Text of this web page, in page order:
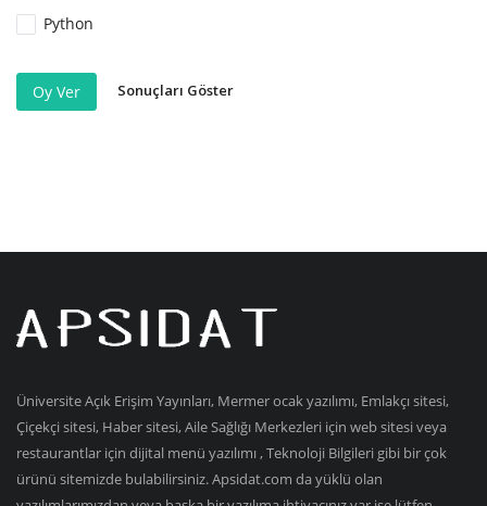
Python
Oy Ver Sonuçları Göster
Üniversite Açık Erişim Yayınları, Mermer ocak yazılımı, Emlakçı sitesi,
Çiçekçi sitesi, Haber sitesi, Aile Sağlığı Merkezleri için web sitesi veya
restaurantlar için dijital menü yazılımı , Teknoloji Bilgileri gibi bir çok
ürünü sitemizde bulabilirsiniz. Apsidat.com da yüklü olan